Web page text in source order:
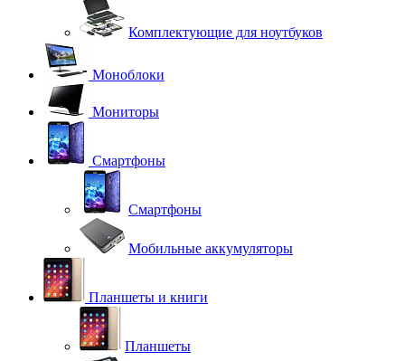
Комплектующие для ноутбуков
Моноблоки
Мониторы
Смартфоны
Смартфоны
Мобильные аккумуляторы
Планшеты и книги
Планшеты